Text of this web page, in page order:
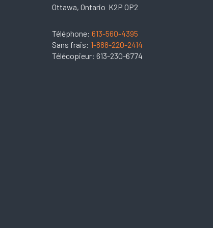
Ottawa, Ontario K2P 0P2
Téléphone: 613-560-4395
Sans frais: 1-888-220-2414
Télécopieur: 613-230-6774